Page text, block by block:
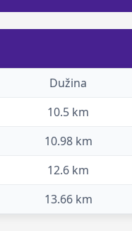
Dužina
10.5 km
10.98 km
12.6 km
13.66 km